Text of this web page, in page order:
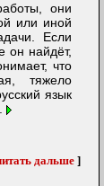
они
или иной
Если
он найдёт,
что
тяжело
язык
дальше ]